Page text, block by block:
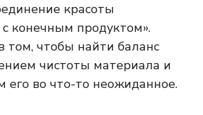
красоты
конечным продуктом».
том, чтобы найти баланс
чистоты материала и
его во что-то неожиданное.